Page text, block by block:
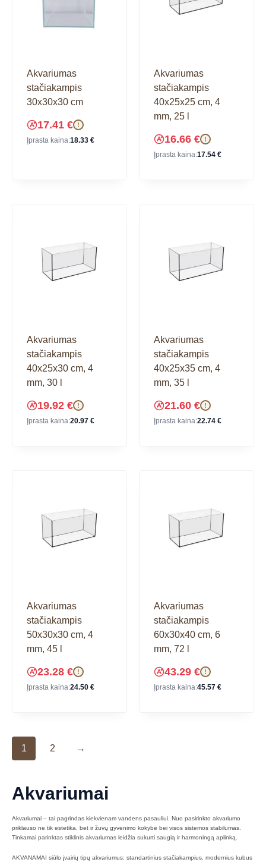
Akvariumas
stačiakampis
30x30x30 cm
17.41 € !
Įprasta kaina:18.33 €
Akvariumas
stačiakampis
40x25x25 cm, 4
mm, 25 l
16.66 € !
Įprasta kaina:17.54 €
Akvariumas
stačiakampis
40x25x30 cm, 4
mm, 30 l
19.92 € !
Įprasta kaina:20.97 €
Akvariumas
stačiakampis
40x25x35 cm, 4
mm, 35 l
21.60 € !
Įprasta kaina:22.74 €
Akvariumas
stačiakampis
50x30x30 cm, 4
mm, 45 l
23.28 € !
Įprasta kaina:24.50 €
Akvariumas
stačiakampis
60x30x40 cm, 6
mm, 72 l
43.29 € !
Įprasta kaina:45.57 €
1 2 →
Akvariumai
Akvariumai – tai pagrindas kiekvienam vandens pasauliui. Nuo pasirinkto akvariumo
priklauso ne tik estetika, bet ir žuvų gyvenimo kokybė bei visos sistemos stabilumas.
Tinkamai parinktas stiklinis akvariumas leidžia sukurti saugią ir harmoningą aplinką.
AKVANAMAI siūlo įvairių tipų akvariumus: standartinius stačiakampius, modernius kubus